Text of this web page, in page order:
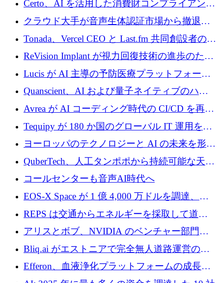
Improbable から 200 万ドルを調達
Certo、AI を活用した消費財コンプライアンス
プラットフォームのために 400 万ドルを調達
クラウド大手が音声生体認証市場から撤退す
るなか、Voxmindが54万6,000ポンドのプレシ
ード資金を調達
Tonada、Vercel CEO と Last.fm 共同創設者の支
援を受けてステルス撤退
ReVision Implant が視力回復技術の進歩のため
に 400 万ユーロを確保
Lucis が AI 主導の予防医療プラットフォーム
を拡大するためにシリーズ A で 2,000 万ドル
を調達
Quanscient、AI および量子ネイティブのハー
ドウェア エンジニアリングを推進するために
1,000 万ユーロを調達
Avrea が AI コーディング時代の CI/CD を再発
明するために 470 万ドルをかけてステルスか
ら浮上
Tequipy が 180 か国のグローバル IT 運用を自
動化するために 300 万ユーロ以上を調達
ヨーロッパのテクノロジーと AI の未来を形作
る: イノベーション リーダーが Nexus
Luxembourg 2026 に集まる理由
QuberTech、人工タンポポから持続可能な天然
ゴムを開発するために 340 万ポンドを調達
コールセンターも音声AI時代へ
EOS-X Space が 1 億 4,000 万ドルを調達、
Mistral が Emmi AI を買収、Bliq がエストニア
での完全無人道路運営を承認
REPS は交通からエネルギーを採取して道路
を発電所に変えるために 2,360 万ドルを調達
アリスとボブ、NVIDIA のベンチャー部門か
らの投資でシリーズ B を拡大
Bliq.ai がエストニアで完全無人道路運営の承
認を獲得
Efferon、血液浄化プラットフォームの成長に
250万ユーロを確保